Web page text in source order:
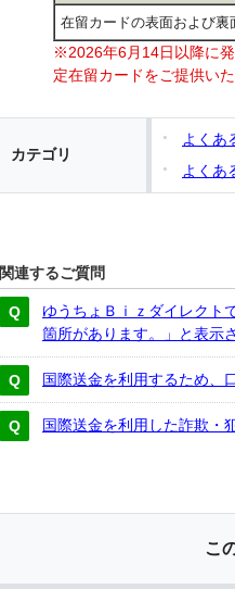
在留カードの表面および裏
※2026年6月14日以降に
定在留カードをご提供い
カテゴリ
よくあ
よくあ
関連するご質問
ゆうちょＢｉｚダイレクト
箇所があります。」と表示
国際送金を利用するため、
国際送金を利用した詐欺・
こ